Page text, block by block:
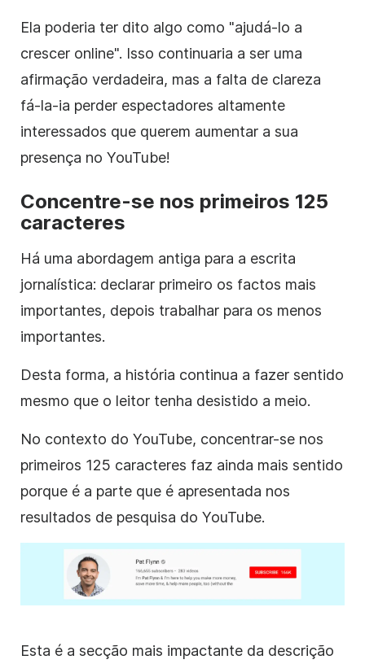
Ela poderia ter dito algo como "ajudá-lo a
crescer online". Isso continuaria a ser uma
afirmação verdadeira, mas a falta de clareza
fá-la-ia perder espectadores altamente
interessados que querem aumentar a sua
presença no YouTube!
Concentre-se nos primeiros 125
caracteres
Há uma abordagem antiga para a escrita
jornalística: declarar primeiro os factos mais
importantes, depois trabalhar para os menos
importantes.
Desta forma, a história continua a fazer sentido
mesmo que o leitor tenha desistido a meio.
No contexto do YouTube, concentrar-se nos
primeiros 125 caracteres faz ainda mais sentido
porque é a parte que é apresentada nos
resultados de pesquisa do YouTube.
Esta é a secção mais impactante da descrição